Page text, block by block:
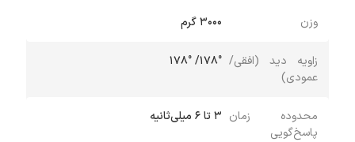
وزن ۳۰۰۰ گرم
زاویه دید (افقی/
عمودی)
۱۷۸°/ ۱۷۸°
محدوده زمان
پاسخ‌گویی
۳ تا ۶ میلی‌ثانیه